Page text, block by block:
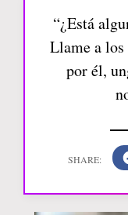
“¿Está
Llame a
por él,